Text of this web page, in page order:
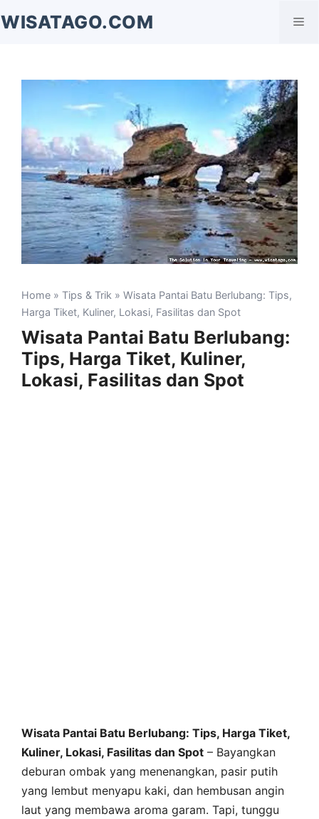
ke
WISATAGO.COM
Home » Tips & Trik » Wisata Pantai Batu Berlubang: Tips,
Harga Tiket, Kuliner, Lokasi, Fasilitas dan Spot
Wisata Pantai Batu Berlubang:
Tips, Harga Tiket, Kuliner,
Lokasi, Fasilitas dan Spot
Wisata Pantai Batu Berlubang: Tips, Harga Tiket,
Kuliner, Lokasi, Fasilitas dan Spot – Bayangkan
deburan ombak yang menenangkan, pasir putih
yang lembut menyapu kaki, dan hembusan angin
laut yang membawa aroma garam. Tapi, tunggu